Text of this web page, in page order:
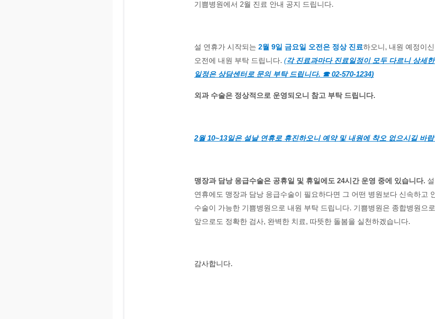
기쁨병원에서 2월 진료 안내 공지 드립니다.
설 연휴가 시작되는 2월 9일 금요일 오전은 정상 진료하오니, 내원 예정이
오전에 내원 부탁 드립니다. (각진료과마다 진료일정이 모두 다르니 상세
일정은 상담센터로 문의 부탁 드립니다. ☎ 02-570-1234)
외과 수술은 정상적으로 운영되오니 참고 부탁 드립니다.
2월 10~13일은 설날 연휴로 휴진하오니 예약 및 내원에 착오 없으시길 바
맹장과 담낭 응급수술은 공휴일 및 휴일에도 24시간 운영 중에 있습니다. 설
연휴에도 맹장과 담낭 응급수술이 필요하다면 그 어떤 병원보다 신속하고
수술이 가능한 기쁨병원으로 내원 부탁 드립니다. 기쁨병원은 종합병원으
앞으로도 정확한 검사, 완벽한 치료, 따뜻한 돌봄을 실천하겠습니다.
감사합니다.